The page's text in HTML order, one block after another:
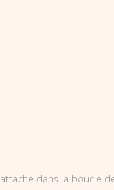
dans la boucle